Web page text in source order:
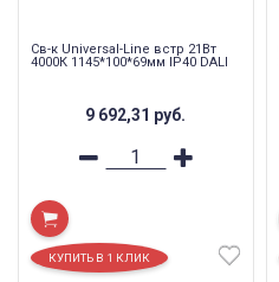
Св-к Universal-Line встр 21Вт
4000К 1145*100*69мм IP40 DALI
9 692,31 руб.